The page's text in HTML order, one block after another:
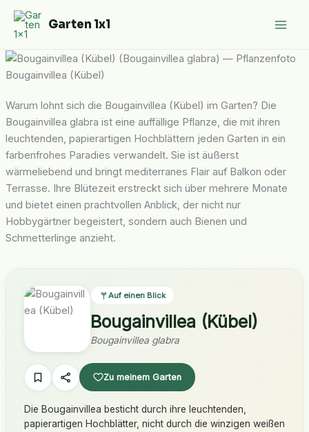
Zum
Inhalt
springen
Garten 1x1
Bougainvillea (Kübel)
Warum lohnt sich die Bougainvillea (Kübel) im Garten? Die
Bougainvillea glabra ist eine auffällige Pflanze, die mit ihren
leuchtenden, papierartigen Hochblättern jeden Garten in ein
farbenfrohes Paradies verwandelt. Sie ist äußerst
wärmeliebend und bringt mediterranes Flair auf Balkon oder
Terrasse. Ihre Blütezeit erstreckt sich über mehrere Monate
und bietet einen prachtvollen Anblick, der nicht nur
Hobbygärtner begeistert, sondern auch Bienen und
Schmetterlinge anzieht.
Auf einen Blick
Bougainvillea (Kübel)
Bougainvillea glabra
Zu meinem Garten
Die Bougainvillea besticht durch ihre leuchtenden,
papierartigen Hochblätter, nicht durch die winzigen weißen